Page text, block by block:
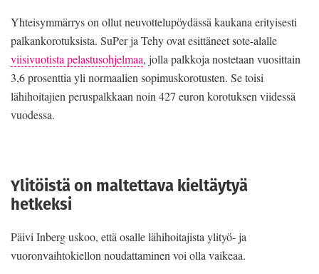
Yhteisymmärrys on ollut neuvottelupöydässä kaukana erityisesti
palkankorotuksista. SuPer ja Tehy ovat esittäneet sote-alalle
viisivuotista pelastusohjelmaa, jolla palkkoja nostetaan vuosittain
3,6 prosenttia yli normaalien sopimuskorotusten. Se toisi
lähihoitajien peruspalkkaan noin 427 euron korotuksen viidessä
vuodessa.
Ylitöistä on maltettava kieltäytyä
hetkeksi
Päivi Inberg uskoo, että osalle lähihoitajista ylityö- ja
vuoronvaihtokiellon noudattaminen voi olla vaikeaa.